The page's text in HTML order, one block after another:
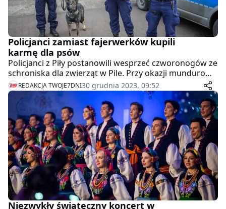
Policjanci zamiast fajerwerków kupili
karmę dla psów
Policjanci z Piły postanowili wesprzeć czworonogów ze
schroniska dla zwierząt w Pile. Przy okazji mundurowi
apelują by w Sylwestra nie strzelać z fajerwerków.
REDAKCJA TWOJE7DNI30 grudnia 2023, 09:52
Niezwykły świąteczny koncert w